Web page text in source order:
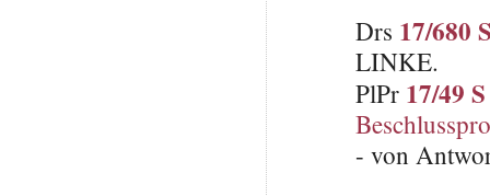
Drs 17/680
LINKE.
PlPr 17/49 S
- von